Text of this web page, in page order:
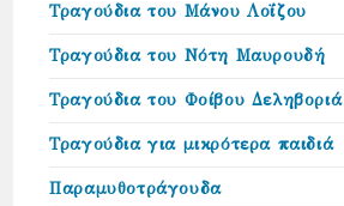
Τραγούδια του Μάνου Λοΐζου
Τραγούδια του Νότη Μαυρουδή
Τραγούδια του Φοίβου Δεληβοριά
Τραγούδια για μικρότερα παιδιά
Παραμυθοτράγουδα